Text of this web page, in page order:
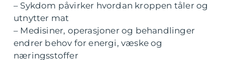
– Sykdom påvirker hvordan kroppen tåler og
utnytter mat
– Medisiner, operasjoner og behandlinger
endrer behov for energi, væske og
næringsstoffer